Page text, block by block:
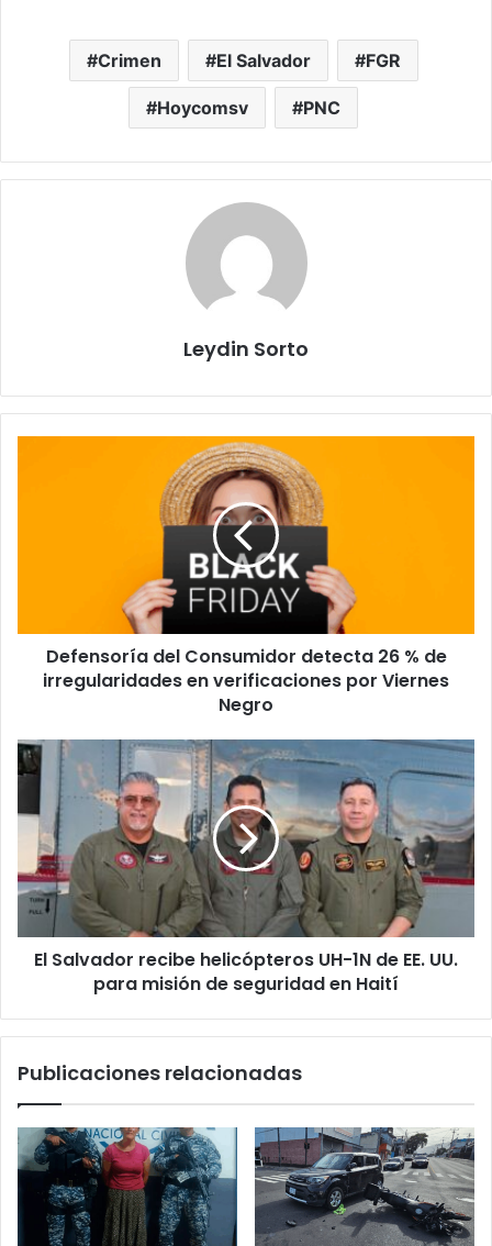
Crimen El Salvador FGR
Hoycomsv PNC
Leydin Sorto
en
verificaciones
Defensoría del Consumidor detecta 26 % de
irregularidades en verificaciones por Viernes
Negro
El
Salvador
recibe
helicópteros
UH-
de
EE.
UU.
para
Haití
El Salvador recibe helicópteros UH-1N de EE. UU.
para misión de seguridad en Haití
Publicaciones relacionadas